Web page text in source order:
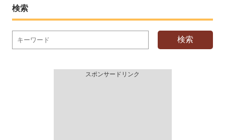
検索
検索
スポンサードリンク